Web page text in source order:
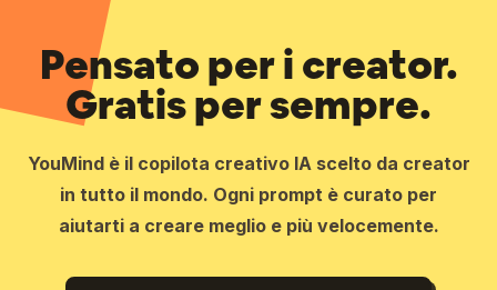
Pensato per i creator.
Gratis per sempre.
YouMind è il copilota creativo IA scelto da creator
in tutto il mondo. Ogni prompt è curato per
aiutarti a creare meglio e più velocemente.